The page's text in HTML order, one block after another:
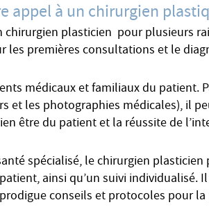
appel à un chirurgien
plasticien pour plusieurs
les premières consultations et le
médicaux et familiaux du patient.
et les photographies médicales), il
être du patient et la réussite de
spécialisé, le chirurgien
ainsi qu’un suivi individualisé.
conseils et protocoles pour